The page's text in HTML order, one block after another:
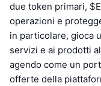
due token primari,
operazioni e
in particolare, gioca
servizi e ai prodotti
agendo come un
offerte della